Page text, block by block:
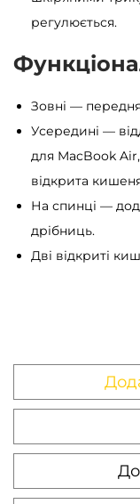
регулюється.
Зовні —
Усередині —
для MacBook
відкрита
На спинці —
дрібниць.
Дві відкриті